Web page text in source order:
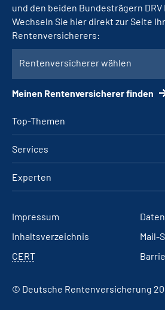
Top-Themen
Services
Experten
und den beiden Bundesträgern DRV
Wechseln Sie hier direkt zur Seite
Rentenversicherers:
Rentenversicherer wählen
Meinen Rentenversicherer finden
Impressum
Inhaltsverzeichnis
Mail-
CERT
© Deutsche Rentenversicherung